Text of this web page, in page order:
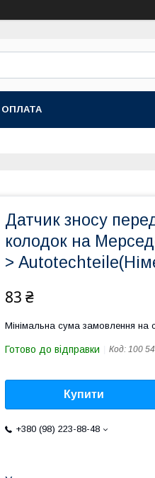
Датчик зносу
колодок на
>
83 ₴
Мінімальна сума замовлення на
Готово до відправки Код: 100
Купити
+380 (98) 223-88-48